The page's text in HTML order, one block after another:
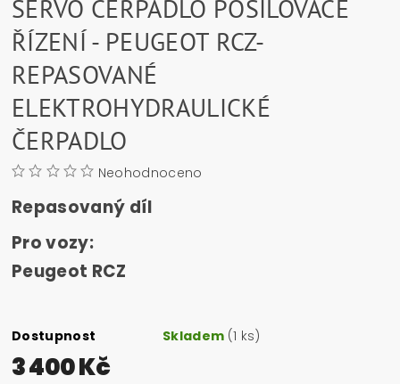
SERVO ČERPADLO POSILOVAČE
ŘÍZENÍ - PEUGEOT RCZ-
REPASOVANÉ
ELEKTROHYDRAULICKÉ
ČERPADLO
Neohodnoceno
Repasovaný díl
Pro vozy:
Peugeot RCZ
Dostupnost Skladem (1 ks)
3 400 Kč